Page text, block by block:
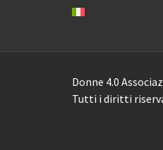
Donne 4.0
Tutti i diritti